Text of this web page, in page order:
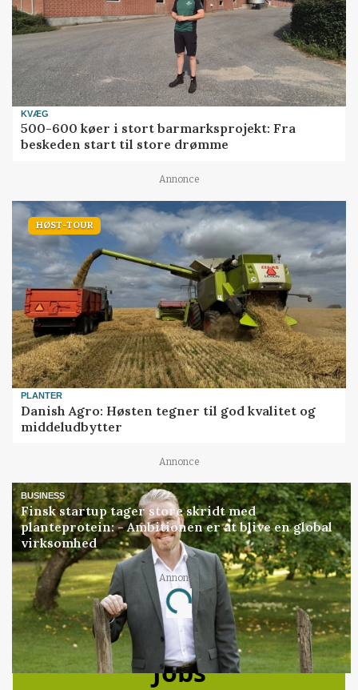
KVÆG
500-600 køer i stort barmarksprojekt: Fra
beskeden start til store drømme
Annonce
HØST-TOUR
PLANTER
Danish Agro: Høsten tegner til god kvalitet og
middeludbytter
Annonce
BUSINESS
Finsk startup tager store skridt med
planteprotein: - Ambitionen er at blive en global
virksomhed
Annonce
Loading...
Jobs